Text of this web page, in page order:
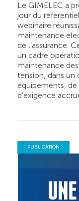
Le GIMELEC a
jour du référentiel
webinaire
maintenance
de l’assurance.
un cadre
maintenance
tension, dans un
équipements,
d’exigence
PUBLICATION